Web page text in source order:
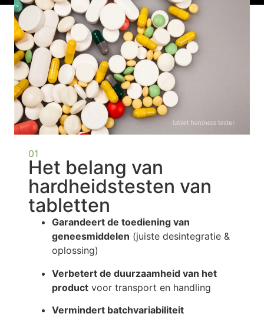
01
Het belang van
hardheidstesten van
tabletten
Garandeert de toediening van
geneesmiddelen (juiste desintegratie &
oplossing)
Verbetert de duurzaamheid van het
product voor transport en handling
Vermindert batchvariabiliteit